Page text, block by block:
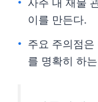
사주 내 재물
이를 만든다.
주요 주의점은
를 명확히 하